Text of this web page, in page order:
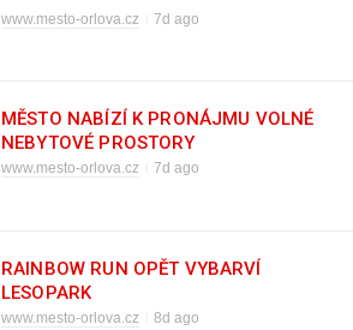
www.mesto-orlova.cz 7d ago
MĚSTO NABÍZÍ K PRONÁJMU VOLNÉ
NEBYTOVÉ PROSTORY
www.mesto-orlova.cz 7d ago
RAINBOW RUN OPĚT VYBARVÍ
LESOPARK
www.mesto-orlova.cz 8d ago